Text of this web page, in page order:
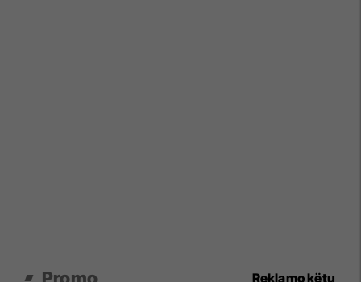
Reklamo këtu